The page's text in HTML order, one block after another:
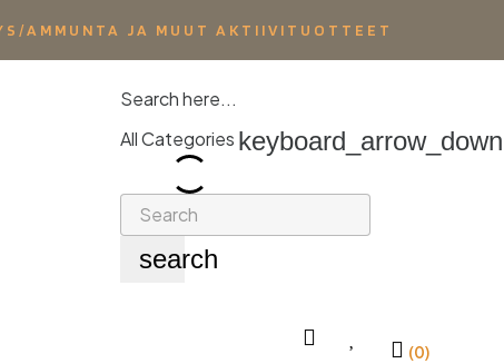
AMMUNTA JA MUUT AKTIIVITUOTTEET
Search here...
All Categories keyboard_arrow_down
search
(0)